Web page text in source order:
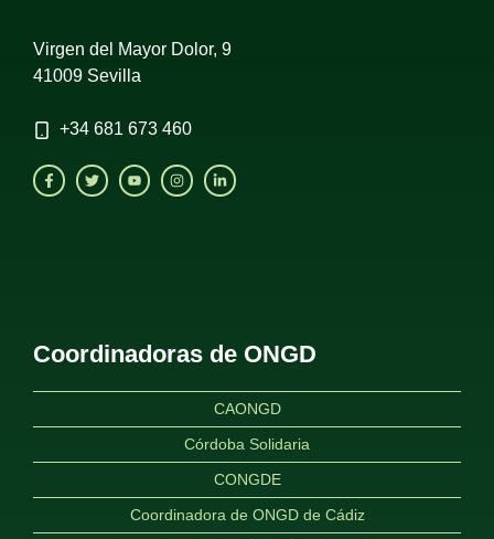
Virgen del Mayor Dolor, 9
41009 Sevilla
+34 681 673 460
Coordinadoras de ONGD
CAONGD
Córdoba Solidaria
CONGDE
Coordinadora de ONGD de Cádiz